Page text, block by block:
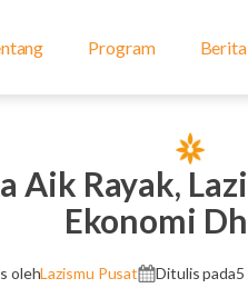
Program Berita
Aik Rayak,
Ekonomi
olehLazismu Pusat Ditulis pada